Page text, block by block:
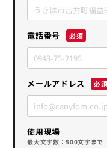
電話番号
メールアドレス
使用現場
最大文字数：500文字まで